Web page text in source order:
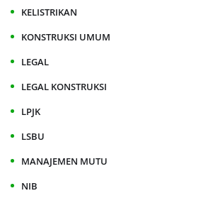
KELISTRIKAN
KONSTRUKSI UMUM
LEGAL
LEGAL KONSTRUKSI
LPJK
LSBU
MANAJEMEN MUTU
NIB